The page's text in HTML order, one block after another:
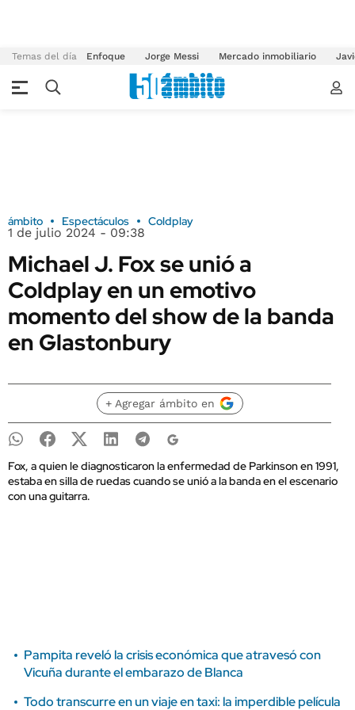
Temas del día Enfoque Jorge Messi Mercado inmobiliario
ámbito Espectáculos Coldplay
1 de julio 2024 - 09:38
Michael J. Fox se unió a
Coldplay en un emotivo
momento del show de la banda
en Glastonbury
+ Agregar ámbito en
Fox, a quien le diagnosticaron la enfermedad de Parkinson en 1991,
estaba en silla de ruedas cuando se unió a la banda en el escenario
con una guitarra.
Pampita reveló la crisis económica que atravesó con
Vicuña durante el embarazo de Blanca
Todo transcurre en un viaje en taxi: la imperdible película